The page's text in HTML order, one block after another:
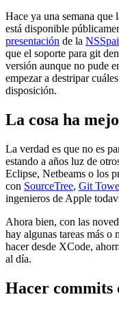
Hace ya una semana
está disponible
presentación de la
que el soporte para git
versión aunque no pude
empezar a destripar
disposición.
La cosa ha
La verdad es que no es
estando a años luz de
Eclipse, Netbeams o los
con SourceTree, Git
ingenieros de Apple
Ahora bien, con las
hay algunas tareas más o
hacer desde XCode,
al día.
Hacer commits